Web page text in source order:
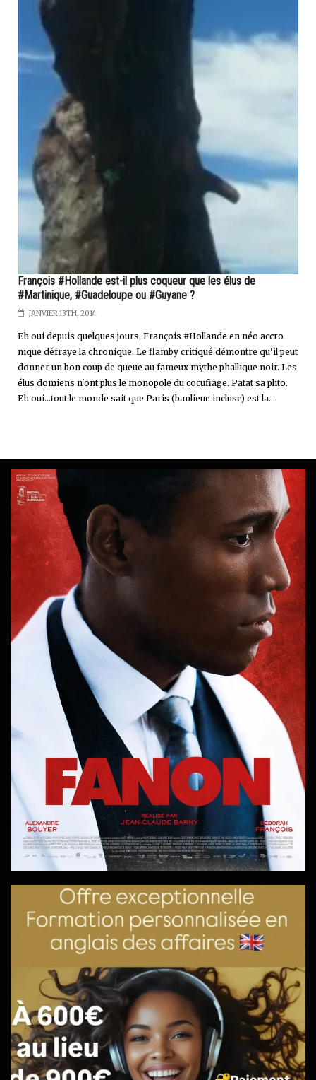
François #Hollande est-il plus coqueur que les élus de
#Martinique, #Guadeloupe ou #Guyane ?
JANVIER 13TH, 2014
Eh oui depuis quelques jours, François #Hollande en néo accro
nique défraye la chronique. Le flamby critiqué démontre qu'il peut
donner un bon coup de queue au fameux mythe phallique noir. Les
élus domiens n'ont plus le monopole du cocufiage. Patat sa plito.
Eh oui...tout le monde sait que Paris (banlieue incluse) est la...